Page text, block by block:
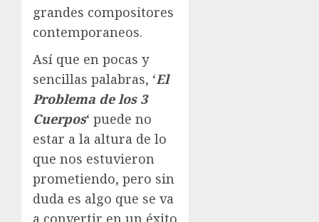
grandes compositores
contemporaneos.
Así que en pocas y
sencillas palabras, ‘El
Problema de los 3
Cuerpos‘ puede no
estar a la altura de lo
que nos estuvieron
prometiendo, pero sin
duda es algo que se va
a convertir en un éxito